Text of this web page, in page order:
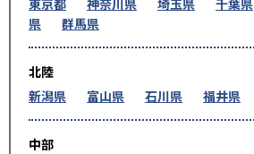
県
群馬県
北陸
新潟県
富山県 石川県 福井県
中部